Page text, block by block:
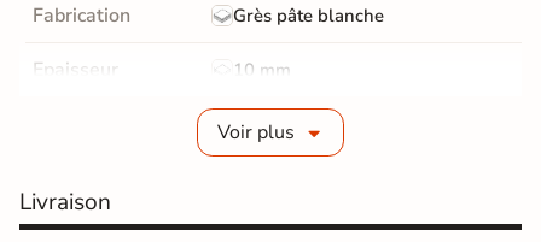
Fabrication Grès pâte blanche
Epaisseur 10 mm
rectifié
Surface Structurée
Voir plus
Livraison